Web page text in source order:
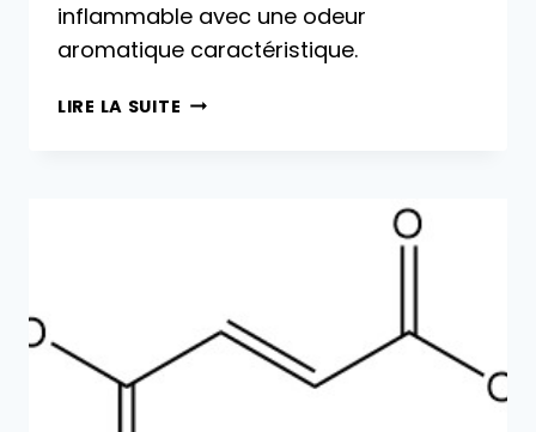
inflammable avec une odeur
aromatique caractéristique.
LIRE LA SUITE ÉTHYLBENZÈNE